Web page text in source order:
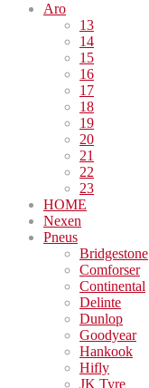
Aro
13
14
15
16
17
18
19
20
21
22
23
HOME
Nexen
Pneus
Bridgestone
Comforser
Continental
Delinte
Dunlop
Goodyear
Hankook
Hifly
JK Tyre